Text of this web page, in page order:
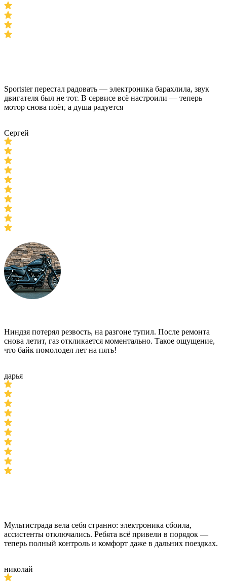
Sportster перестал радовать — электроника барахлила, звук
двигателя был не тот. В сервисе всё настроили — теперь
мотор снова поёт, а душа радуется
Сергей
Ниндзя потерял резвость, на разгоне тупил. После ремонта
снова летит, газ откликается моментально. Такое ощущение,
что байк помолодел лет на пять!
дарья
Мультистрада вела себя странно: электроника сбоила,
ассистенты отключались. Ребята всё привели в порядок —
теперь полный контроль и комфорт даже в дальних поездках.
николай